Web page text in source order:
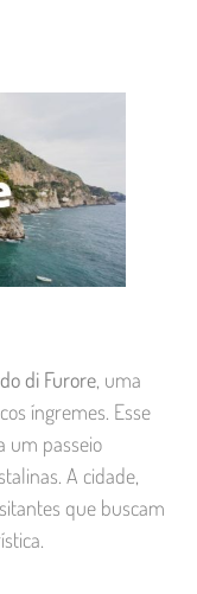
di Furore, uma
íngremes. Esse
um passeio
A cidade,
que buscam